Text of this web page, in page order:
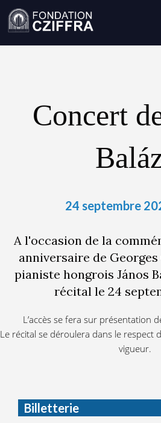
Concert
24 septembre
A l'occasion de la
anniversaire de
pianiste hongrois János
récital le 24
L’accès se fera sur présentation
Le récital se déroulera dans le respect
vigueur.
Billetterie